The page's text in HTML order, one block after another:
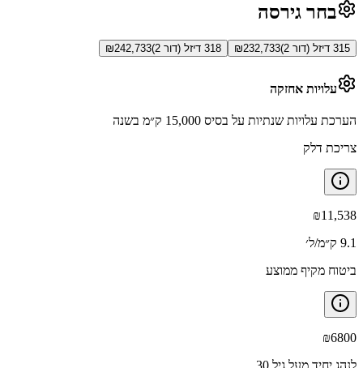
בחר גירסה
315 דיזל (דור 2) ₪232,733 318 דיזל (דור 2) ₪242,733
עלויות אחזקה
הערכת עלויות שנתיות על בסיס 15,000 ק״מ בשנה
צריכת דלק
₪11,538
9.1 ק״מ/ל׳
ביטוח מקיף ממוצע
₪6800